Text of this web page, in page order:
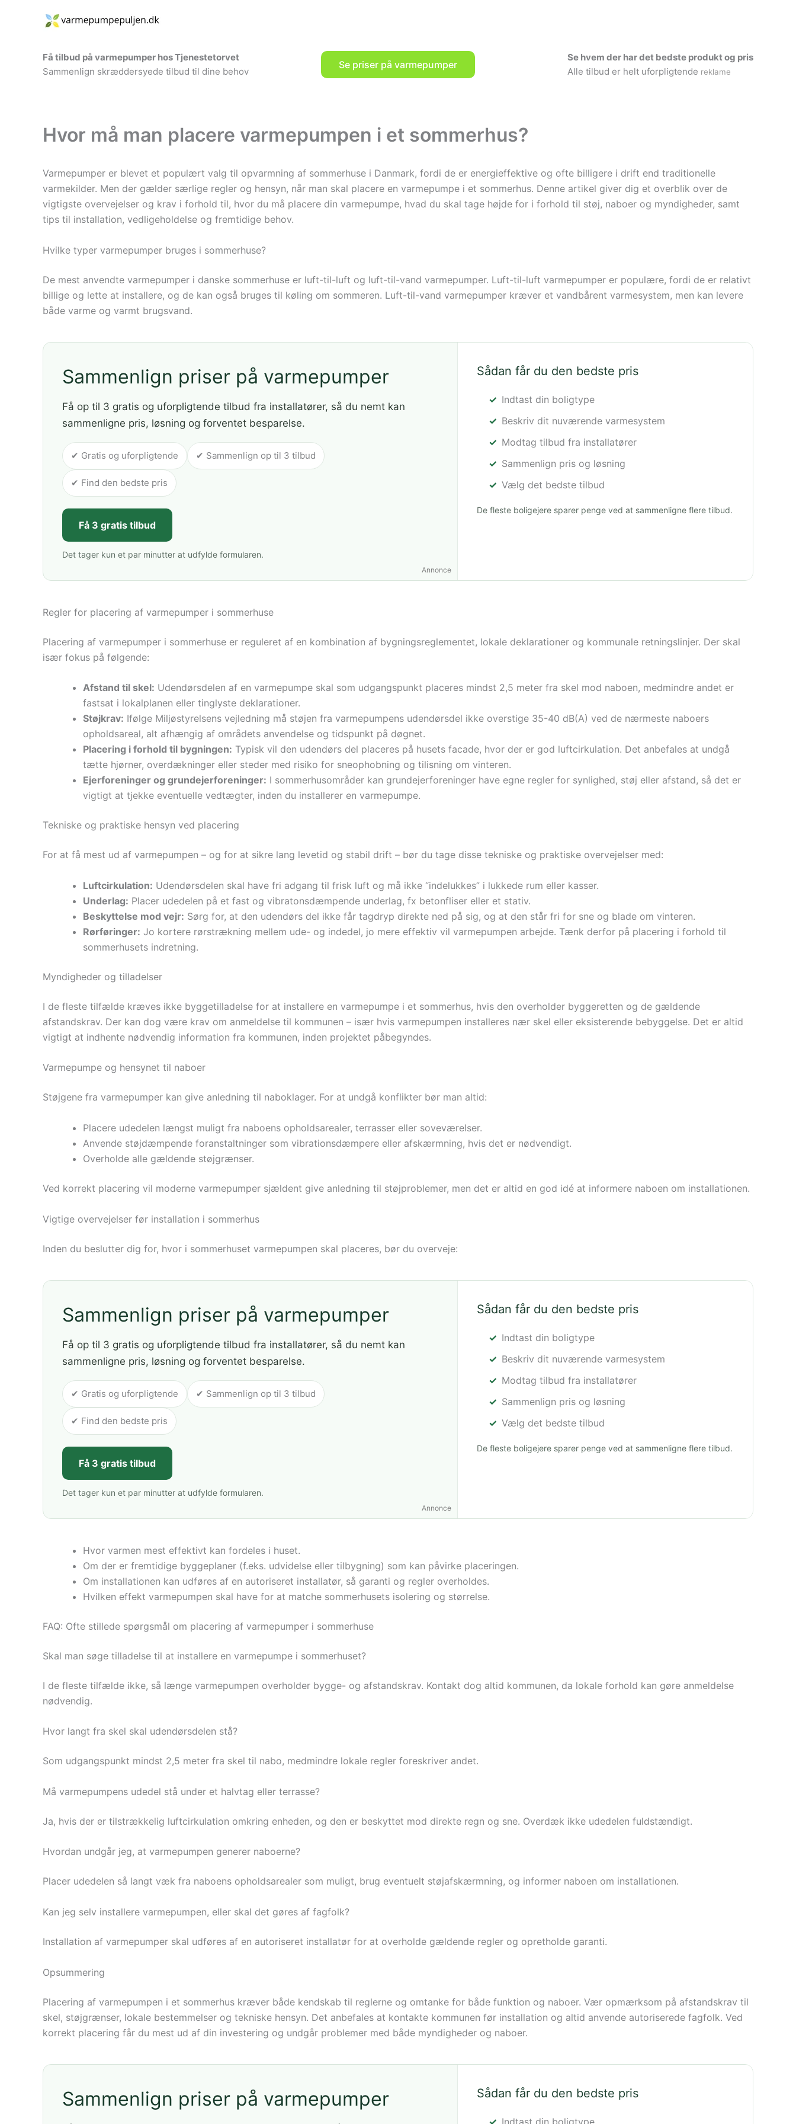
Få tilbud på varmepumper hos Tjenestetorvet
Sammenlign skræddersyede tilbud til dine behov
Se priser på varmepumper
Se hvem der har det bedste produkt og pris
Alle tilbud er helt uforpligtende reklame
Hvor må man placere varmepumpen i et sommerhus?
Varmepumper er blevet et populært valg til opvarmning af sommerhuse i Danmark, fordi de er energieffektive og ofte billigere i drift end traditionelle
varmekilder. Men der gælder særlige regler og hensyn, når man skal placere en varmepumpe i et sommerhus. Denne artikel giver dig et overblik over de
vigtigste overvejelser og krav i forhold til, hvor du må placere din varmepumpe, hvad du skal tage højde for i forhold til støj, naboer og myndigheder, samt
tips til installation, vedligeholdelse og fremtidige behov.
Hvilke typer varmepumper bruges i sommerhuse?
De mest anvendte varmepumper i danske sommerhuse er luft-til-luft og luft-til-vand varmepumper. Luft-til-luft varmepumper er populære, fordi de er relativt
billige og lette at installere, og de kan også bruges til køling om sommeren. Luft-til-vand varmepumper kræver et vandbårent varmesystem, men kan levere
både varme og varmt brugsvand.
Annonce
Sammenlign priser på varmepumper
Få op til 3 gratis og uforpligtende tilbud fra installatører, så du nemt kan
sammenligne pris, løsning og forventet besparelse.
✔ Gratis og uforpligtende ✔ Sammenlign op til 3 tilbud
✔ Find den bedste pris
Få 3 gratis tilbud
Det tager kun et par minutter at udfylde formularen.
Sådan får du den bedste pris
Indtast din boligtype
Beskriv dit nuværende varmesystem
Modtag tilbud fra installatører
Sammenlign pris og løsning
Vælg det bedste tilbud
De fleste boligejere sparer penge ved at sammenligne flere tilbud.
Regler for placering af varmepumper i sommerhuse
Placering af varmepumper i sommerhuse er reguleret af en kombination af bygningsreglementet, lokale deklarationer og kommunale retningslinjer. Der skal
især fokus på følgende:
Afstand til skel: Udendørsdelen af en varmepumpe skal som udgangspunkt placeres mindst 2,5 meter fra skel mod naboen, medmindre andet er
fastsat i lokalplanen eller tinglyste deklarationer.
Støjkrav: Ifølge Miljøstyrelsens vejledning må støjen fra varmepumpens udendørsdel ikke overstige 35-40 dB(A) ved de nærmeste naboers
opholdsareal, alt afhængig af områdets anvendelse og tidspunkt på døgnet.
Placering i forhold til bygningen: Typisk vil den udendørs del placeres på husets facade, hvor der er god luftcirkulation. Det anbefales at undgå
tætte hjørner, overdækninger eller steder med risiko for sneophobning og tilisning om vinteren.
Ejerforeninger og grundejerforeninger: I sommerhusområder kan grundejerforeninger have egne regler for synlighed, støj eller afstand, så det er
vigtigt at tjekke eventuelle vedtægter, inden du installerer en varmepumpe.
Tekniske og praktiske hensyn ved placering
For at få mest ud af varmepumpen – og for at sikre lang levetid og stabil drift – bør du tage disse tekniske og praktiske overvejelser med:
Luftcirkulation: Udendørsdelen skal have fri adgang til frisk luft og må ikke “indelukkes” i lukkede rum eller kasser.
Underlag: Placer udedelen på et fast og vibratonsdæmpende underlag, fx betonfliser eller et stativ.
Beskyttelse mod vejr: Sørg for, at den udendørs del ikke får tagdryp direkte ned på sig, og at den står fri for sne og blade om vinteren.
Rørføringer: Jo kortere rørstrækning mellem ude- og indedel, jo mere effektiv vil varmepumpen arbejde. Tænk derfor på placering i forhold til
sommerhusets indretning.
Myndigheder og tilladelser
I de fleste tilfælde kræves ikke byggetilladelse for at installere en varmepumpe i et sommerhus, hvis den overholder byggeretten og de gældende
afstandskrav. Der kan dog være krav om anmeldelse til kommunen – især hvis varmepumpen installeres nær skel eller eksisterende bebyggelse. Det er altid
vigtigt at indhente nødvendig information fra kommunen, inden projektet påbegyndes.
Varmepumpe og hensynet til naboer
Støjgene fra varmepumper kan give anledning til naboklager. For at undgå konflikter bør man altid:
Placere udedelen længst muligt fra naboens opholdsarealer, terrasser eller soveværelser.
Anvende støjdæmpende foranstaltninger som vibrationsdæmpere eller afskærmning, hvis det er nødvendigt.
Overholde alle gældende støjgrænser.
Ved korrekt placering vil moderne varmepumper sjældent give anledning til støjproblemer, men det er altid en god idé at informere naboen om installationen.
Vigtige overvejelser før installation i sommerhus
Inden du beslutter dig for, hvor i sommerhuset varmepumpen skal placeres, bør du overveje:
Annonce
Sammenlign priser på varmepumper
Få op til 3 gratis og uforpligtende tilbud fra installatører, så du nemt kan
sammenligne pris, løsning og forventet besparelse.
✔ Gratis og uforpligtende ✔ Sammenlign op til 3 tilbud
✔ Find den bedste pris
Få 3 gratis tilbud
Det tager kun et par minutter at udfylde formularen.
Sådan får du den bedste pris
Indtast din boligtype
Beskriv dit nuværende varmesystem
Modtag tilbud fra installatører
Sammenlign pris og løsning
Vælg det bedste tilbud
De fleste boligejere sparer penge ved at sammenligne flere tilbud.
Hvor varmen mest effektivt kan fordeles i huset.
Om der er fremtidige byggeplaner (f.eks. udvidelse eller tilbygning) som kan påvirke placeringen.
Om installationen kan udføres af en autoriseret installatør, så garanti og regler overholdes.
Hvilken effekt varmepumpen skal have for at matche sommerhusets isolering og størrelse.
FAQ: Ofte stillede spørgsmål om placering af varmepumper i sommerhuse
Skal man søge tilladelse til at installere en varmepumpe i sommerhuset?
I de fleste tilfælde ikke, så længe varmepumpen overholder bygge- og afstandskrav. Kontakt dog altid kommunen, da lokale forhold kan gøre anmeldelse
nødvendig.
Hvor langt fra skel skal udendørsdelen stå?
Som udgangspunkt mindst 2,5 meter fra skel til nabo, medmindre lokale regler foreskriver andet.
Må varmepumpens udedel stå under et halvtag eller terrasse?
Ja, hvis der er tilstrækkelig luftcirkulation omkring enheden, og den er beskyttet mod direkte regn og sne. Overdæk ikke udedelen fuldstændigt.
Hvordan undgår jeg, at varmepumpen generer naboerne?
Placer udedelen så langt væk fra naboens opholdsarealer som muligt, brug eventuelt støjafskærmning, og informer naboen om installationen.
Kan jeg selv installere varmepumpen, eller skal det gøres af fagfolk?
Installation af varmepumper skal udføres af en autoriseret installatør for at overholde gældende regler og opretholde garanti.
Opsummering
Placering af varmepumpen i et sommerhus kræver både kendskab til reglerne og omtanke for både funktion og naboer. Vær opmærksom på afstandskrav til
skel, støjgrænser, lokale bestemmelser og tekniske hensyn. Det anbefales at kontakte kommunen før installation og altid anvende autoriserede fagfolk. Ved
korrekt placering får du mest ud af din investering og undgår problemer med både myndigheder og naboer.
Sammenlign priser på varmepumper Sådan får du den bedste pris
Indtast din boligtype